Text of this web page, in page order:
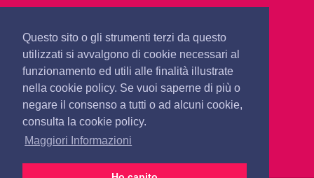
Questo sito o gli strumenti terzi da questo
utilizzati si avvalgono di cookie necessari al
funzionamento ed utili alle finalità illustrate
nella cookie policy. Se vuoi saperne di più o
negare il consenso a tutti o ad alcuni cookie,
consulta la cookie policy.
Maggiori Informazioni
SEGNALA UNA NOTIZIA
SEGNALA UN EVENTO
redazione@olbianotizie.it